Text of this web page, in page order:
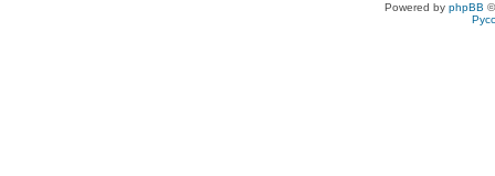
Powered by phpBB